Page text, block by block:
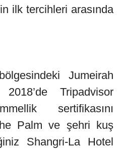
ilk tercihleri arasında
Jumeirah
Tripadvisor
sertifikasını
Palm ve şehri kuş
Shangri-La Hotel